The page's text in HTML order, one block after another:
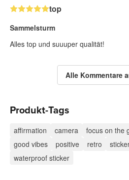
top
Sammelsturm
Alles top und suuuper qualität!
Alle Kommentare
Produkt-Tags
affirmation camera focus on the
good vibes
positive retro
waterproof sticker